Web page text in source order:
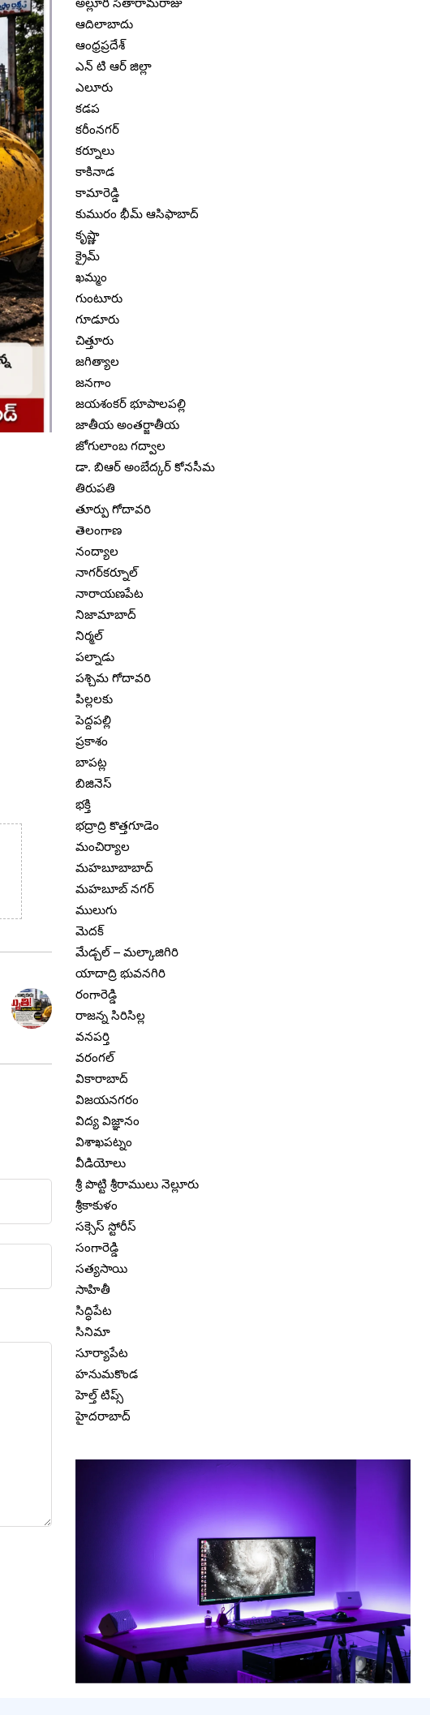
ఆదిలాబాదు
ఆంధ్రప్రదేశ్
ఎన్ టి ఆర్ జిల్లా
ఎలూరు
కడప
కరీంనగర్
కర్నూలు
కాకినాడ
కామారెడ్డి
కుమురం భీమ్ ఆసిఫాబాద్
కృష్ణా
క్రైమ్
ఖమ్మం
గుంటూరు
గూడూరు
చిత్తూరు
జగిత్యాల
జనగాం
జయశంకర్ భూపాలపల్లి
జాతీయ అంతర్జాతీయ
జోగులాంబ గద్వాల
డా. బిఆర్ అంబేద్కర్ కోనసీమ
తిరుపతి
తూర్పు గోదావరి
తెలంగాణ
నంద్యాల
నాగర్‌కర్నూల్
నారాయణపేట
నిజామాబాద్
నిర్మల్
పల్నాడు
పశ్చిమ గోదావరి
పిల్లలకు
పెద్దపల్లి
ప్రకాశం
బాపట్ల
బిజినెస్
భక్తి
భద్రాద్రి కొత్తగూడెం
మంచిర్యాల
మహబూబాబాద్
మహబూబ్ నగర్
ములుగు
మెదక్
మేడ్చల్ – మల్కాజిగిరి
యాదాద్రి భువనగిరి
రంగారెడ్డి
రాజన్న సిరిసిల్ల
వనపర్తి
వరంగల్
వికారాబాద్
విజయనగరం
విద్య విజ్ఞానం
విశాఖపట్నం
వీడియోలు
శ్రీ పొట్టి శ్రీరాములు నెల్లూరు
శ్రీకాకుళం
సక్సెస్ స్టోరీస్
సంగారెడ్డి
సత్యసాయి
సాహితీ
సిద్ధిపేట
సినిమా
సూర్యాపేట
హనుమకొండ
హెల్త్ టిప్స్
హైదరాబాద్